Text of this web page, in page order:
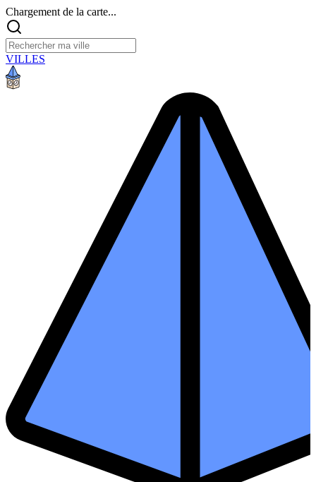
Chargement de la carte...
VILLES